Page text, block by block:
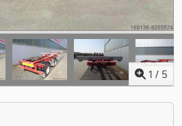
1 / 5